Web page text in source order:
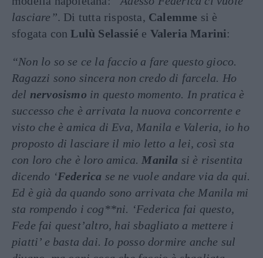
lasciare”. Di tutta risposta, Calemme si è
sfogata conLulù Selassié e Valeria Marini:
“Non lo so se ce la faccio a fare questo gioco.
Ragazzi sono sincera non credo di farcela. Ho
del nervosismo in questo momento. In pratica è
successo che è arrivata la nuova concorrente e
visto che è amica di Eva, Manila e Valeria, io ho
proposto di lasciare il mio letto a lei, così sta
con loro che è loro amica. Manila si è risentita
dicendo ‘Federica se ne vuole andare via da qui.
Ed è già da quando sono arrivata che Manila mi
sta rompendo i cog**ni. ‘Federica fai questo,
Fede fai quest’altro, hai sbagliato a mettere i
piatti’ e basta dai. Io posso dormire anche sul